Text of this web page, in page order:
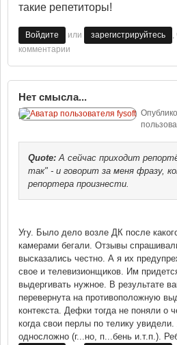
такие репетиторы!
Войдите или зарегистрируйтесь
,
комментарии
Нет смысла...
Quote: А сейчас приходит
так" - и говорит за меня фразу,
репортера произнести.
Угу. Было дело возле ДК после
камерами бегали. Отзывы
высказались честно. А я их
свое и телевизионщиков. Им
выдергивать нужное. В результате
перевернута на противоположную
контекста. Дефки тогда не поняли о
когда свои перлы по телику
односложно (г...но, п...бень и.т.п.).